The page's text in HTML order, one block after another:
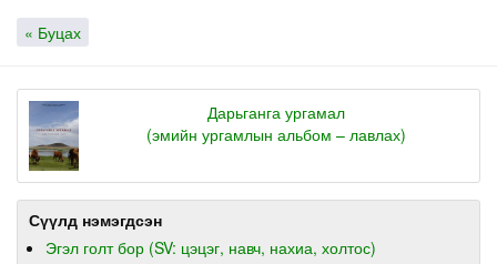
« Буцах
Дарьганга ургамал
(эмийн ургамлын альбом – лавлах)
Сүүлд нэмэгдсэн
Эгэл голт бор (SV: цэцэг, навч, нахиа, холтос)